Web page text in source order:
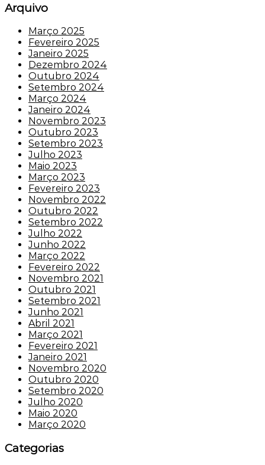
Arquivo
Março 2025
Fevereiro 2025
Janeiro 2025
Dezembro 2024
Outubro 2024
Setembro 2024
Março 2024
Janeiro 2024
Novembro 2023
Outubro 2023
Setembro 2023
Julho 2023
Maio 2023
Março 2023
Fevereiro 2023
Novembro 2022
Outubro 2022
Setembro 2022
Julho 2022
Junho 2022
Março 2022
Fevereiro 2022
Novembro 2021
Outubro 2021
Setembro 2021
Junho 2021
Abril 2021
Março 2021
Fevereiro 2021
Janeiro 2021
Novembro 2020
Outubro 2020
Setembro 2020
Julho 2020
Maio 2020
Março 2020
Categorias